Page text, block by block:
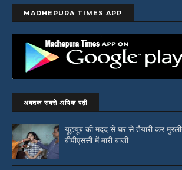
MADHEPURA TIMES APP
अबतक सबसे अधिक पढ़ी
यूट्यूब की मदद से घर से तैयारी कर
बीपीएससी में मारी बाजी